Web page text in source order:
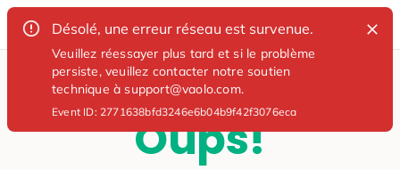
Désolé, une erreur réseau est survenue.
Veuillez réessayer plus tard et si le problème
persiste, veuillez contacter notre soutien
technique à support@vaolo.com.
Event ID: 2771638bfd3246e6b04b9f42f3076eca
Oups!